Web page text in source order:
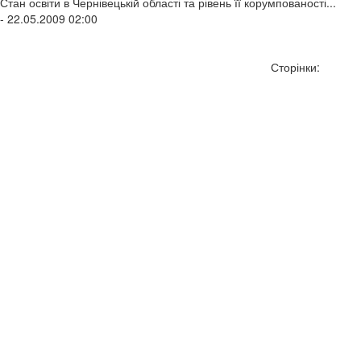
- 22.05.2009 02:00
Сторінки: